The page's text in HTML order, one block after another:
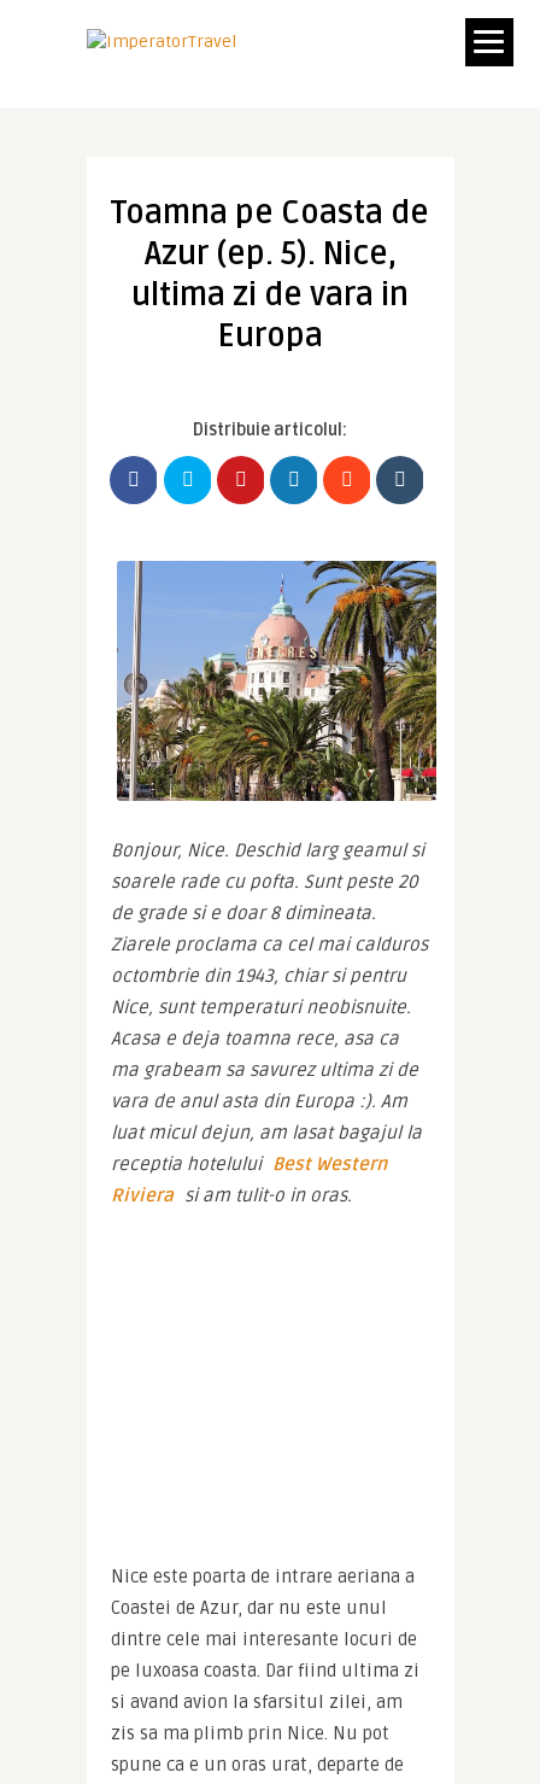
Toamna pe Coasta de
Azur (ep. 5). Nice,
ultima zi de vara in
Europa
Distribuie articolul:
Bonjour, Nice. Deschid larg geamul si
soarele rade cu pofta. Sunt peste 20
de grade si e doar 8 dimineata.
Ziarele proclama ca cel mai calduros
octombrie din 1943, chiar si pentru
Nice, sunt temperaturi neobisnuite.
Acasa e deja toamna rece, asa ca
ma grabeam sa savurez ultima zi de
vara de anul asta din Europa :). Am
luat micul dejun, am lasat bagajul la
receptia hotelului Best Western
Riviera si am tulit-o in oras.
Nice este poarta de intrare aeriana a
Coastei de Azur, dar nu este unul
dintre cele mai interesante locuri de
pe luxoasa coasta. Dar fiind ultima zi
si avand avion la sfarsitul zilei, am
zis sa ma plimb prin Nice. Nu pot
spune ca e un oras urat, departe de